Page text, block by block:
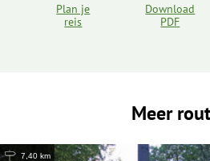
Plan je
reis
Download
PDF
Meer
7,40 km